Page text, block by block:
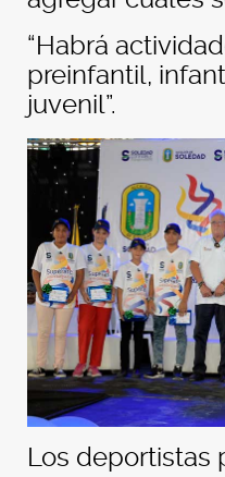
“Habrá
preinfantil,
juvenil”.
Los deportistas